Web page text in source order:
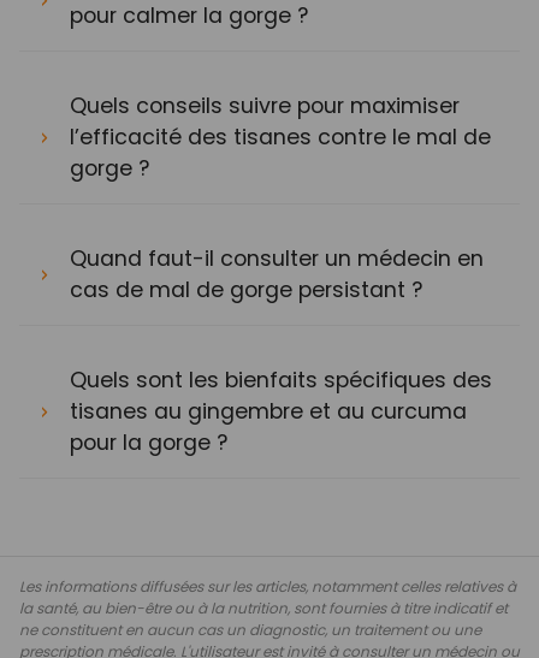
pour calmer la gorge ?
Quels conseils suivre pour maximiser
l’efficacité des tisanes contre le mal de
gorge ?
Quand faut-il consulter un médecin en
cas de mal de gorge persistant ?
Quels sont les bienfaits spécifiques des
tisanes au gingembre et au curcuma
pour la gorge ?
Les informations diffusées sur les articles, notamment celles relatives à
la santé, au bien-être ou à la nutrition, sont fournies à titre indicatif et
ne constituent en aucun cas un diagnostic, un traitement ou une
prescription médicale. L'utilisateur est invité à consulter un médecin ou